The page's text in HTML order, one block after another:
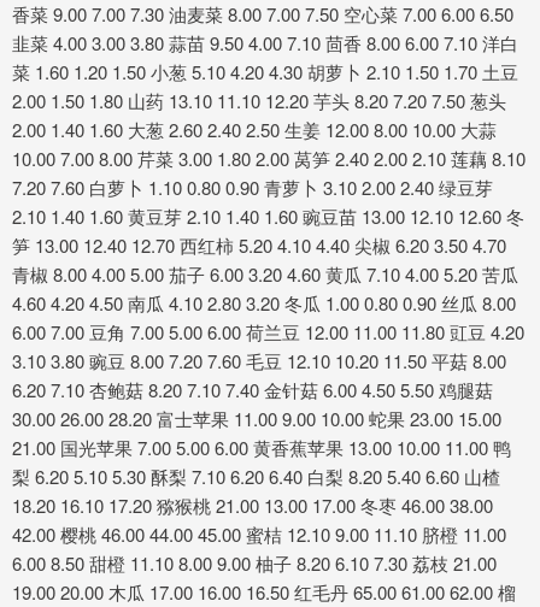
香菜 9.00 7.00 7.30 油麦菜 8.00 7.00 7.50 空心菜 7.00 6.00 6.50
韭菜 4.00 3.00 3.80 蒜苗 9.50 4.00 7.10 茴香 8.00 6.00 7.10 洋白
菜 1.60 1.20 1.50 小葱 5.10 4.20 4.30 胡萝卜 2.10 1.50 1.70 土豆
2.00 1.50 1.80 山药 13.10 11.10 12.20 芋头 8.20 7.20 7.50 葱头
2.00 1.40 1.60 大葱 2.60 2.40 2.50 生姜 12.00 8.00 10.00 大蒜
10.00 7.00 8.00 芹菜 3.00 1.80 2.00 莴笋 2.40 2.00 2.10 莲藕 8.10
7.20 7.60 白萝卜 1.10 0.80 0.90 青萝卜 3.10 2.00 2.40 绿豆芽
2.10 1.40 1.60 黄豆芽 2.10 1.40 1.60 豌豆苗 13.00 12.10 12.60 冬
笋 13.00 12.40 12.70 西红柿 5.20 4.10 4.40 尖椒 6.20 3.50 4.70
青椒 8.00 4.00 5.00 茄子 6.00 3.20 4.60 黄瓜 7.10 4.00 5.20 苦瓜
4.60 4.20 4.50 南瓜 4.10 2.80 3.20 冬瓜 1.00 0.80 0.90 丝瓜 8.00
6.00 7.00 豆角 7.00 5.00 6.00 荷兰豆 12.00 11.00 11.80 豇豆 4.20
3.10 3.80 豌豆 8.00 7.20 7.60 毛豆 12.10 10.20 11.50 平菇 8.00
6.20 7.10 杏鲍菇 8.20 7.10 7.40 金针菇 6.00 4.50 5.50 鸡腿菇
30.00 26.00 28.20 富士苹果 11.00 9.00 10.00 蛇果 23.00 15.00
21.00 国光苹果 7.00 5.00 6.00 黄香蕉苹果 13.00 10.00 11.00 鸭
梨 6.20 5.10 5.30 酥梨 7.10 6.20 6.40 白梨 8.20 5.40 6.60 山楂
18.20 16.10 17.20 猕猴桃 21.00 13.00 17.00 冬枣 46.00 38.00
42.00 樱桃 46.00 44.00 45.00 蜜桔 12.10 9.00 11.10 脐橙 11.00
6.00 8.50 甜橙 11.10 8.00 9.00 柚子 8.20 6.10 7.30 荔枝 21.00
19.00 20.00 木瓜 17.00 16.00 16.50 红毛丹 65.00 61.00 62.00 榴